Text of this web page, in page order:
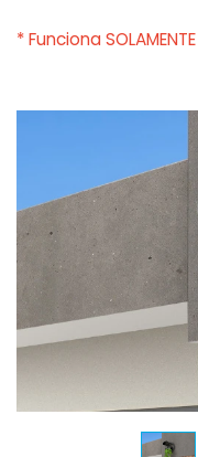
* Funciona